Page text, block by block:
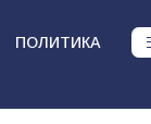
ПОЛИТИКА